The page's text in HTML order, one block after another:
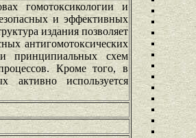
гомотоксикологии и
и эффективных
издания позволяет
антигомотоксических
принципиальных схем
Кроме того, в
активно используется